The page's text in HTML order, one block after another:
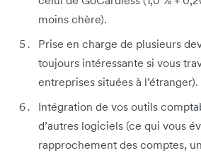
moins chère).
Prise en charge de plusieurs
toujours intéressante si vous
entreprises situées à l’étranger).
Intégration de vos outils
d’autres logiciels (ce qui vous
rapprochement des comptes,